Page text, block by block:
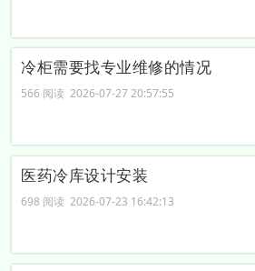
冷柜需要找专业维修的情况
566 阅读 2026-07-27 20:57:55
医药冷库设计安装
698 阅读 2026-07-23 16:42:13